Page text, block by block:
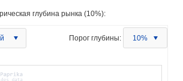
глубина рынка (10%):
Порог глубины: 10%